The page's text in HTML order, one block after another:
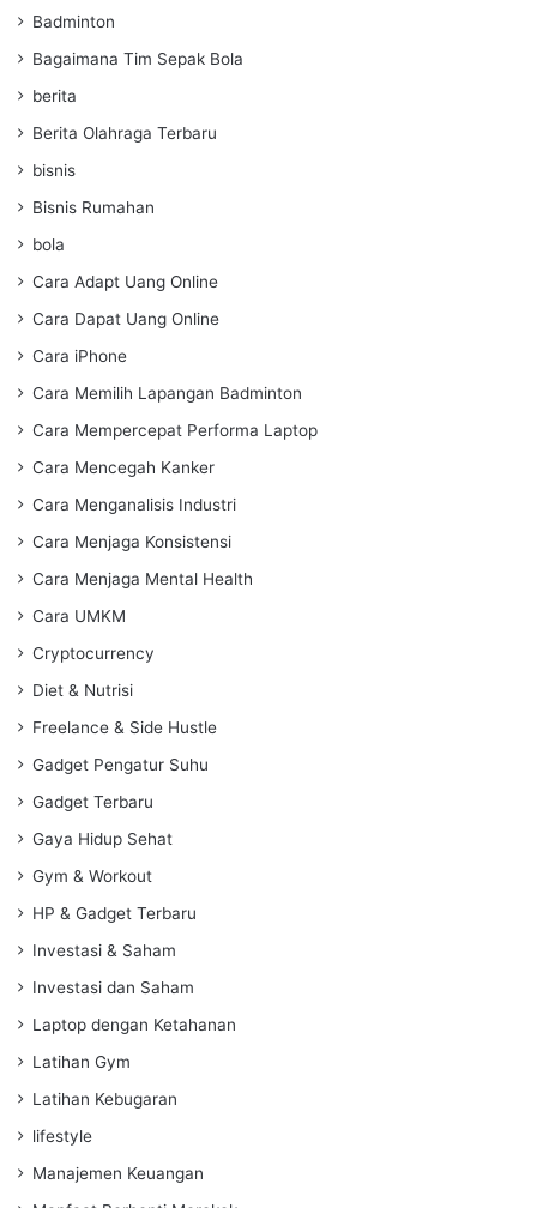
Badminton
Bagaimana Tim Sepak Bola
berita
Berita Olahraga Terbaru
bisnis
Bisnis Rumahan
bola
Cara Adapt Uang Online
Cara Dapat Uang Online
Cara iPhone
Cara Memilih Lapangan Badminton
Cara Mempercepat Performa Laptop
Cara Mencegah Kanker
Cara Menganalisis Industri
Cara Menjaga Konsistensi
Cara Menjaga Mental Health
Cara UMKM
Cryptocurrency
Diet & Nutrisi
Freelance & Side Hustle
Gadget Pengatur Suhu
Gadget Terbaru
Gaya Hidup Sehat
Gym & Workout
HP & Gadget Terbaru
Investasi & Saham
Investasi dan Saham
Laptop dengan Ketahanan
Latihan Gym
Latihan Kebugaran
lifestyle
Manajemen Keuangan